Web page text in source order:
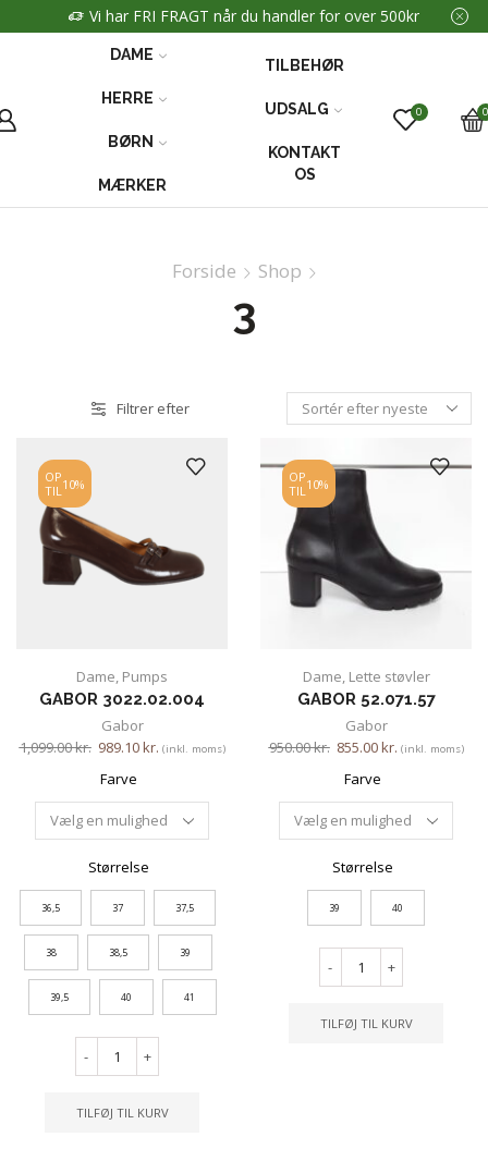
Vi har FRI FRAGT når du handler for over 500kr
DAME
HERRE
BØRN
MÆRKER
TILBEHØR
UDSALG
KONTAKT
OS
0 0
Forside Shop
3
Filtrer efter
OP
TIL10%
Dame, Pumps
GABOR 3022.02.004
Gabor
1,099.00kr. 989.10kr. (inkl. moms)
Farve
Størrelse
36,5 37 37,5
38 38,5 39
39,5 40 41
- +
TILFØJ TIL KURV
OP
TIL10%
Dame, Lette støvler
GABOR 52.071.57
Gabor
950.00kr. 855.00kr. (inkl. moms)
Farve
Størrelse
39 40
- +
TILFØJ TIL KURV